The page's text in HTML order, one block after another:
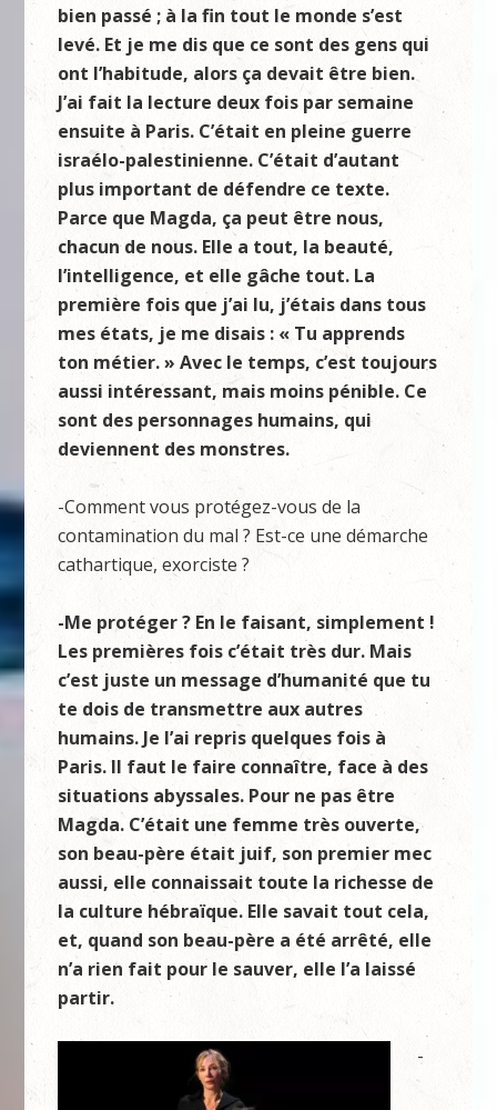
bien passé ; à la fin tout le monde s’est
levé. Et je me dis que ce sont des gens qui
ont l’habitude, alors ça devait être bien.
J’ai fait la lecture deux fois par semaine
ensuite à Paris. C’était en pleine guerre
israélo-palestinienne. C’était d’autant
plus important de défendre ce texte.
Parce que Magda, ça peut être nous,
chacun de nous. Elle a tout, la beauté,
l’intelligence, et elle gâche tout. La
première fois que j’ai lu, j’étais dans tous
mes états, je me disais : « Tu apprends
ton métier. » Avec le temps, c’est toujours
aussi intéressant, mais moins pénible. Ce
sont des personnages humains, qui
deviennent des monstres.
-Comment vous protégez-vous de la
contamination du mal ? Est-ce une démarche
cathartique, exorciste ?
-Me protéger ? En le faisant, simplement !
Les premières fois c’était très dur. Mais
c’est juste un message d’humanité que tu
te dois de transmettre aux autres
humains. Je l’ai repris quelques fois à
Paris. Il faut le faire connaître, face à des
situations abyssales. Pour ne pas être
Magda. C’était une femme très ouverte,
son beau-père était juif, son premier mec
aussi, elle connaissait toute la richesse de
la culture hébraïque. Elle savait tout cela,
et, quand son beau-père a été arrêté, elle
n’a rien fait pour le sauver, elle l’a laissé
partir.
-